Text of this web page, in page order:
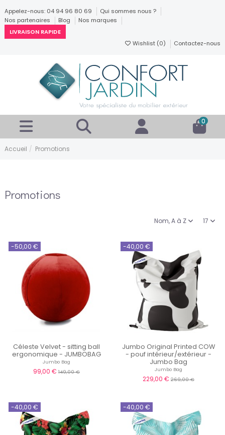
Appelez-nous: 04 94 96 80 69
Qui sommes nous ?
Nos partenaires
Blog
Nos marques
LIVRAISON RAPIDE
Wishlist (0) Contactez-nous
0
Accueil Promotions
Promotions
Nom, A à Z 17
-50,00 €
Céleste Velvet - sitting ball
ergonomique - JUMBOBAG
Jumbo Bag
99,00 € 149,00 €
-40,00 €
Jumbo Original Printed COW
- pouf intérieur/extérieur -
Jumbo Bag
Jumbo Bag
229,00 € 269,00 €
-40,00 € -40,00 €